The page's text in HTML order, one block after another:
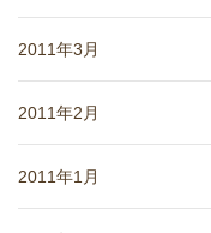
2011年3月
2011年2月
2011年1月